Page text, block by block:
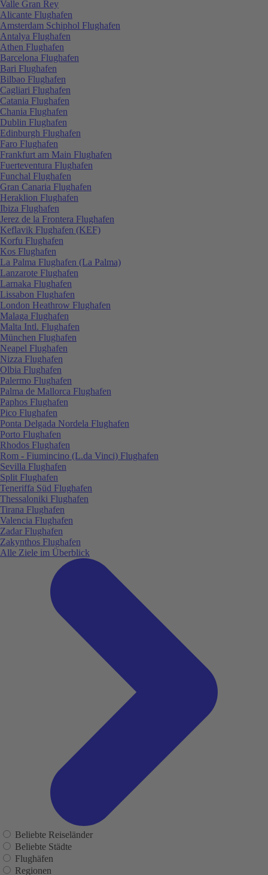
Valle Gran Rey
Alicante Flughafen
Amsterdam Schiphol Flughafen
Antalya Flughafen
Athen Flughafen
Barcelona Flughafen
Bari Flughafen
Bilbao Flughafen
Cagliari Flughafen
Catania Flughafen
Chania Flughafen
Dublin Flughafen
Edinburgh Flughafen
Faro Flughafen
Frankfurt am Main Flughafen
Fuerteventura Flughafen
Funchal Flughafen
Gran Canaria Flughafen
Heraklion Flughafen
Ibiza Flughafen
Jerez de la Frontera Flughafen
Keflavik Flughafen (KEF)
Korfu Flughafen
Kos Flughafen
La Palma Flughafen (La Palma)
Lanzarote Flughafen
Larnaka Flughafen
Lissabon Flughafen
London Heathrow Flughafen
Malaga Flughafen
Malta Intl. Flughafen
München Flughafen
Neapel Flughafen
Nizza Flughafen
Olbia Flughafen
Palermo Flughafen
Palma de Mallorca Flughafen
Paphos Flughafen
Pico Flughafen
Ponta Delgada Nordela Flughafen
Porto Flughafen
Rhodos Flughafen
Rom - Fiumincino (L.da Vinci) Flughafen
Sevilla Flughafen
Split Flughafen
Teneriffa Süd Flughafen
Thessaloniki Flughafen
Tirana Flughafen
Valencia Flughafen
Zadar Flughafen
Zakynthos Flughafen
Alle Ziele im Überblick
Beliebte Reiseländer
Beliebte Städte
Flughäfen
Regionen